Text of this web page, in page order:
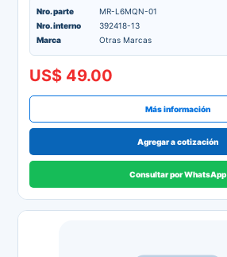
Nro. parte
MR-L6MQN-01
Nro. interno
392418-13
Marca
Otras Marcas
US$ 49.00
Más información
Agregar a cotización
Consultar por WhatsApp